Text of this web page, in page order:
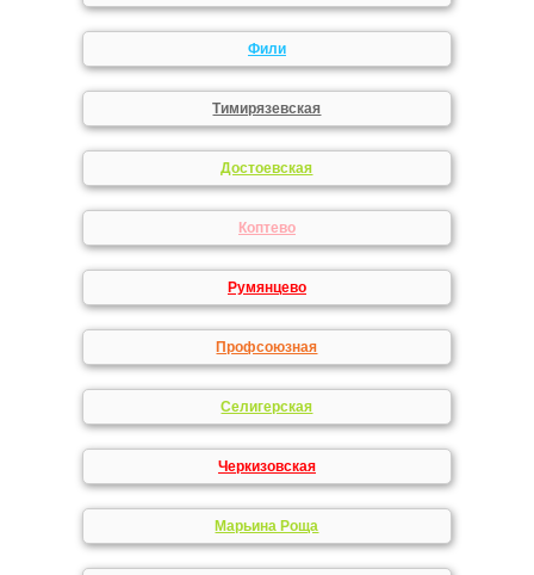
Фили
Тимирязевская
Достоевская
Коптево
Румянцево
Профсоюзная
Селигерская
Черкизовская
Марьина Роща